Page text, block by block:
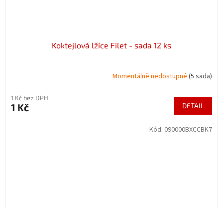
Koktejlová lžíce Filet - sada 12 ks
Momentálně nedostupné (5 sada)
1 Kč bez DPH
1 Kč DETAIL
Kód: 090000BXCCBK7